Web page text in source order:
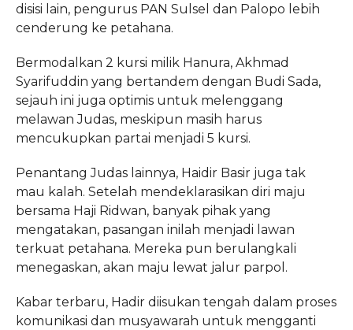
disisi lain, pengurus PAN Sulsel dan Palopo lebih
cenderung ke petahana.
Bermodalkan 2 kursi milik Hanura, Akhmad
Syarifuddin yang bertandem dengan Budi Sada,
sejauh ini juga optimis untuk melenggang
melawan Judas, meskipun masih harus
mencukupkan partai menjadi 5 kursi.
Penantang Judas lainnya, Haidir Basir juga tak
mau kalah. Setelah mendeklarasikan diri maju
bersama Haji Ridwan, banyak pihak yang
mengatakan, pasangan inilah menjadi lawan
terkuat petahana. Mereka pun berulangkali
menegaskan, akan maju lewat jalur parpol.
Kabar terbaru, Hadir diisukan tengah dalam proses
komunikasi dan musyawarah untuk mengganti